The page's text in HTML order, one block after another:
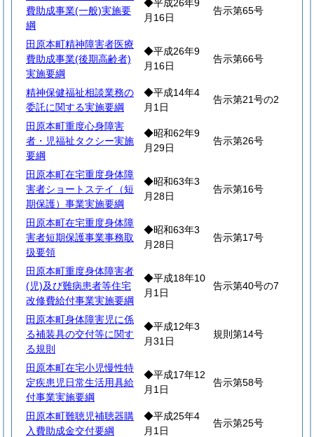
費助成事業(一般)実施要
綱
◆平成26年9
月16日
告示第65号
田原本町精神障害者医療
費助成事業(後期高齢者)
実施要綱
◆平成26年9
月16日
告示第66号
精神保健福祉相談業務の
委託に関する実施要綱
◆平成14年4
月1日
告示第21号の2
田原本町重度心身障害
者・児福祉タクシー実施
要綱
◆昭和62年9
月29日
告示第26号
田原本町在宅重度身体障
害者ショートステイ（短
期保護）事業実施要綱
◆昭和63年3
月28日
告示第16号
田原本町在宅重度身体障
害者短期保護事業事務取
扱要領
◆昭和63年3
月28日
告示第17号
田原本町重度身体障害者
(児)及び難病患者等住宅
改修費給付事業実施要綱
◆平成18年10
月1日
告示第40号の7
田原本町身体障害児に係
る補装具の交付等に関す
る規則
◆平成12年3
月31日
規則第14号
田原本町在宅小児慢性特
定疾患児日常生活用具給
付事業実施要綱
◆平成17年12
月1日
告示第58号
田原本町難聴児補聴器購
入費助成金交付要綱
◆平成25年4
月1日
告示第25号